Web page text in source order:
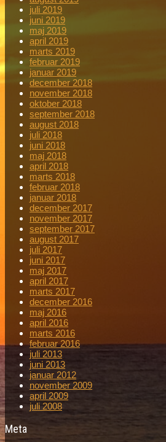
juli 2019
juni 2019
maj 2019
april 2019
marts 2019
februar 2019
januar 2019
december 2018
november 2018
oktober 2018
september 2018
august 2018
juli 2018
juni 2018
maj 2018
april 2018
marts 2018
februar 2018
januar 2018
december 2017
november 2017
september 2017
august 2017
juli 2017
juni 2017
maj 2017
april 2017
marts 2017
december 2016
maj 2016
april 2016
marts 2016
februar 2016
juli 2013
juni 2013
januar 2012
november 2009
april 2009
juli 2008
Meta